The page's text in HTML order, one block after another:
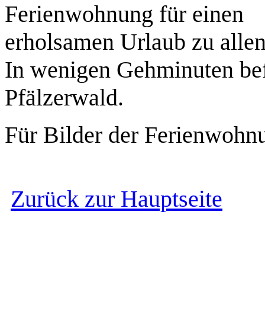
Ferienwohnung für einen
erholsamen Urlaub zu
In wenigen Gehminuten
Pfälzerwald.
Für Bilder der
Zurück zur Hauptseite